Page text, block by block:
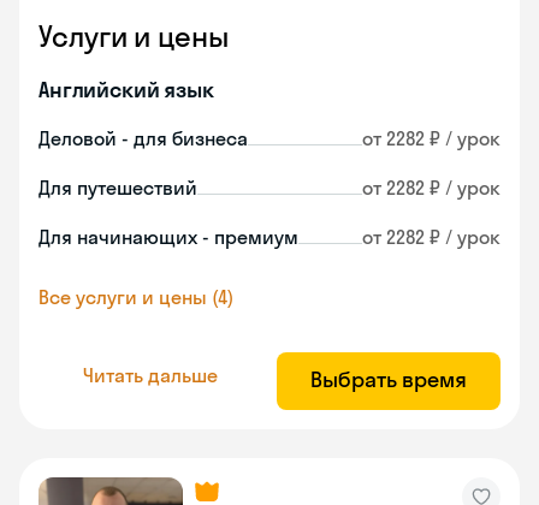
Услуги и цены
Английский язык
Деловой - для бизнеса от 2282 ₽ / урок
Для путешествий от 2282 ₽ / урок
Для начинающих - премиум от 2282 ₽ / урок
Все услуги и цены (4)
Читать дальше Выбрать время